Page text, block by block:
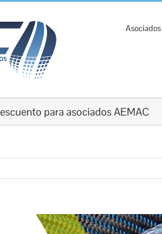
Asociados
para asociados AEMAC